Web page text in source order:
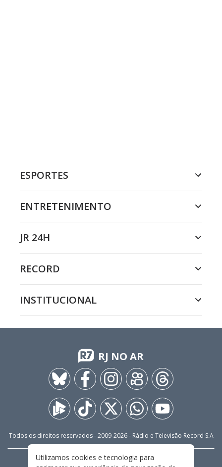
ESPORTES
ENTRETENIMENTO
JR 24H
RECORD
INSTITUCIONAL
RJ NO AR
Todos os direitos reservados - 2009-2026- Rádio e Televisão Record S.A
FALE CONOSCO PRIVACIDADE
Utilizamos cookies e tecnologia para